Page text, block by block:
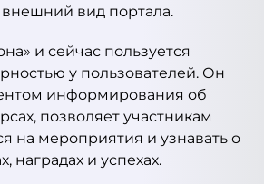
вид портала.
и сейчас пользуется
у пользователей. Он
информирования об
позволяет участникам
на мероприятия и узнавать о
наградах и успехах.